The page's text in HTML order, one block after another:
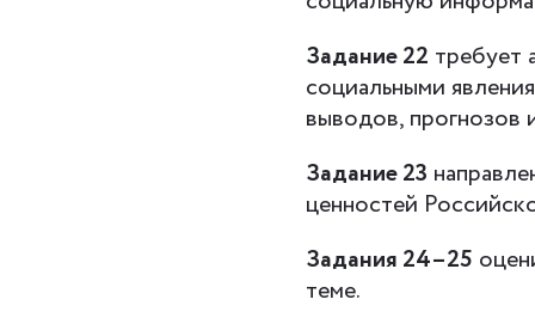
Задание 22 требует
социальными
выводов, прогнозов
Задание 23
ценностей
Задания 24–25
теме.